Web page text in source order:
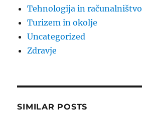
Tehnologija in računalništvo
Turizem in okolje
Uncategorized
Zdravje
SIMILAR POSTS